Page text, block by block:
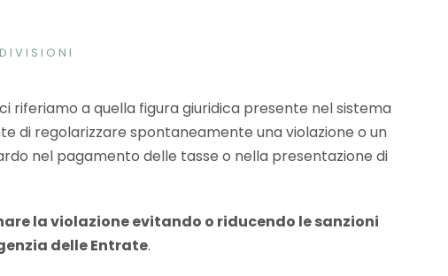
ci riferiamo a quella figura giuridica presente nel sistema
di regolarizzare spontaneamente una violazione o un
nel pagamento delle tasse o nella presentazione di
la violazione evitando o riducendo le sanzioni
delle Entrate.